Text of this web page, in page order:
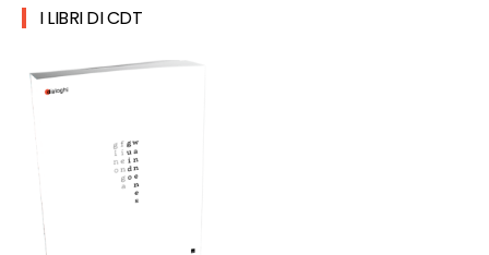
I LIBRI DI CDT